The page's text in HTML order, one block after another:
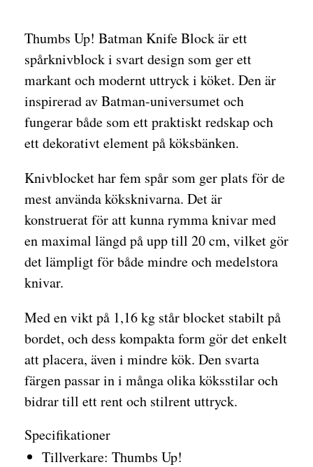
Thumbs Up! Batman Knife Block är ett
spårknivblock i svart design som ger ett
markant och modernt uttryck i köket. Den är
inspirerad av Batman-universumet och
fungerar både som ett praktiskt redskap och
ett dekorativt element på köksbänken.
Knivblocket har fem spår som ger plats för de
mest använda köksknivarna. Det är
konstruerat för att kunna rymma knivar med
en maximal längd på upp till 20 cm, vilket gör
det lämpligt för både mindre och medelstora
knivar.
Med en vikt på 1,16 kg står blocket stabilt på
bordet, och dess kompakta form gör det enkelt
att placera, även i mindre kök. Den svarta
färgen passar in i många olika köksstilar och
bidrar till ett rent och stilrent uttryck.
Specifikationer
Tillverkare: Thumbs Up!